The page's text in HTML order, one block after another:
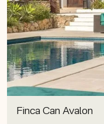
Finca Can Avalon